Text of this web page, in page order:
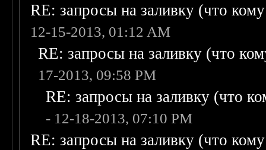
RE: запросы на заливку (что
12-15-2013, 01:12 AM
RE: запросы на заливку (что
17-2013, 09:58 PM
RE: запросы на заливку (что
- 12-18-2013, 07:10 PM
RE: запросы на заливку (что